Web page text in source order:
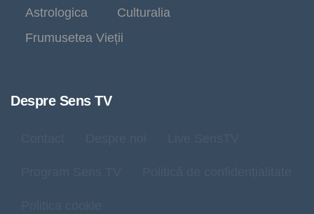
Astrologica
Culturalia
Frumusetea Vieții
Despre Sens TV